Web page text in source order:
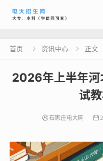
首页  资讯中心  正文
2026年上半年河
试
石家庄电大网